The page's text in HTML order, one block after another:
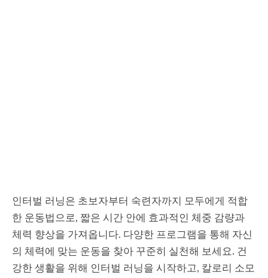
인터벌 러닝은 초보자부터 숙련자까지 모두에게 적합
한 운동법으로, 짧은 시간 안에 효과적인 체중 감량과
체력 향상을 가져옵니다. 다양한 프로그램을 통해 자신
의 체력에 맞는 운동을 찾아 꾸준히 실천해 보세요. 건
강한 생활을 위해 인터벌 러닝을 시작하고, 칼로리 소모